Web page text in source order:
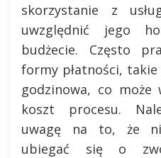
skorzystanie z
uwzględnić jego
budżecie. Często
formy płatności,
godzinowa, co może
koszt procesu.
uwagę na to, że
ubiegać się o